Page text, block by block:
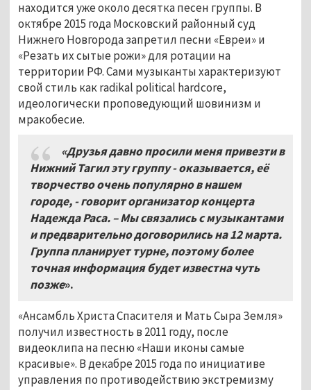
находится уже около десятка песен группы. В
октябре 2015 года Московский районный суд
Нижнего Новгорода запретил песни «Евреи» и
«Резать их сытые рожи» для ротации на
территории РФ. Сами музыканты характеризуют
свой стиль как radikal political hardcore,
идеологически проповедующий шовинизм и
мракобесие.
«Друзья давно просили меня привезти в
Нижний Тагил эту группу - оказывается, её
творчество очень популярно в нашем
городе, - говорит организатор концерта
Надежда Раса. – Мы связались с музыкантами
и предварительно договорились на 12 марта.
Группа планирует турне, поэтому более
точная информация будет известна чуть
позже».
«Ансамбль Христа Спасителя и Мать Сыра Земля»
получил известность в 2011 году, после
видеоклипа на песню «Наши иконы самые
красивые». В декабре 2015 года по инициативе
управления по противодействию экстремизму